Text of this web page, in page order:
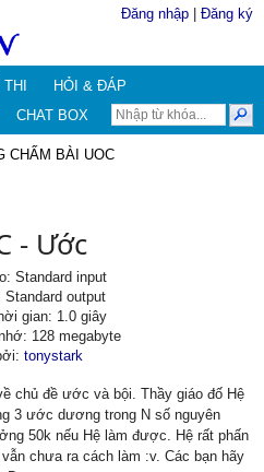
Đăng nhập Đăng ký
HỎI & ĐÁP
CHAT BOX
CHẤM BÀI UOC
- Ước
Standard input
Standard output
gian: 1.0 giây
128 megabyte
tonystark
chủ đề ước và bội. Thầy giáo đố Hệ
3 ước dương trong N số nguyên
50k nếu Hệ làm được. Hệ rất phấn
chưa ra cách làm :v. Các bạn hãy